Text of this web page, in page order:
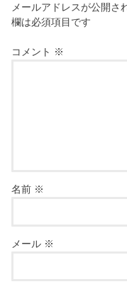
メールアドレスが公開さ
欄は必須項目です
コメント ※
名前 ※
メール ※